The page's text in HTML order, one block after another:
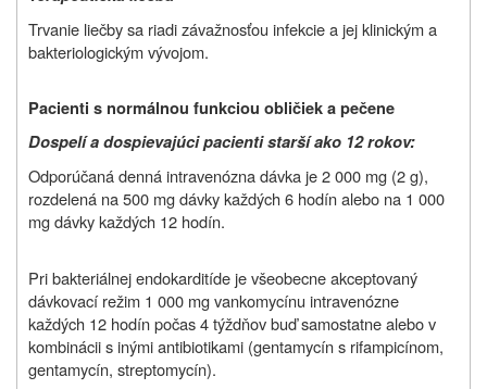
Trvanie liečby sa riadi závažnosťou infekcie a jej klinickým a
bakteriologickým vývojom.
Pacienti s normálnou funkciou obličiek a pečene
Dospelí a dospievajúci pacienti starší ako 12 rokov:
Odporúčaná denná intravenózna dávka je 2 000 mg (2 g),
rozdelená na 500 mg dávky každých 6 hodín alebo na 1 000
mg dávky každých 12 hodín.
Pri bakteriálnej endokarditíde je všeobecne akceptovaný
dávkovací režim 1 000 mg vankomycínu intravenózne
každých 12 hodín počas 4 týždňov buď samostatne alebo v
kombinácii s inými antibiotikami (gentamycín s rifampicínom,
gentamycín, streptomycín).